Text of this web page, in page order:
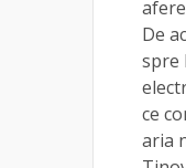
De
spre
ce
aria